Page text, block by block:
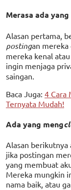
Merasa ada
Alasan pertama,
postingan
mereka kenal
ingin menjaga
saingan.
Baca Juga: 4 Cara
Ternyata Mudah!
Ada yang meng
Alasan berikutnya
jika postingan
yang membuat
Mereka mungkin
nama baik, atau